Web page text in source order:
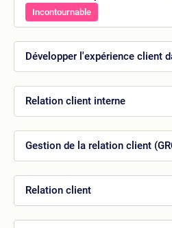
Incontournable
Développer l'expérience client
Relation client interne
Gestion de la relation client
Relation client